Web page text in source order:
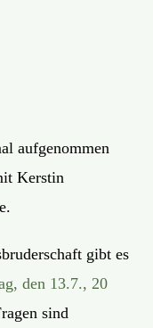
aufgenommen
Kerstin
gibt es
den 13.7., 20
sind